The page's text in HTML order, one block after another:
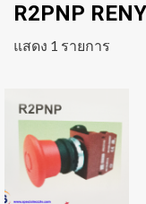
R2PNP RENY
แสดง 1 รายการ